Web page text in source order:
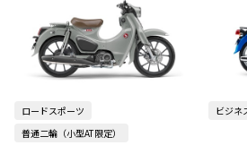
ロードスポーツ
普通二輪（小型AT限定）
ビジネ